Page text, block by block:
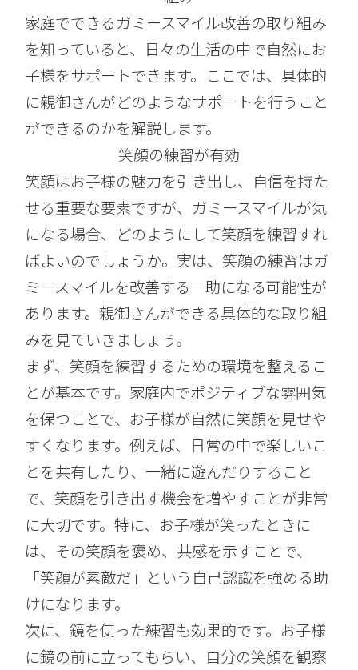
家庭でできるガミースマイル改善の取り組み
を知っていると、日々の生活の中で自然にお
子様をサポートできます。ここでは、具体的
に親御さんがどのようなサポートを行うこと
ができるのかを解説します。
笑顔の練習が有効
笑顔はお子様の魅力を引き出し、自信を持た
せる重要な要素ですが、ガミースマイルが気
になる場合、どのようにして笑顔を練習すれ
ばよいのでしょうか。実は、笑顔の練習はガ
ミースマイルを改善する一助になる可能性が
あります。親御さんができる具体的な取り組
みを見ていきましょう。
まず、笑顔を練習するための環境を整えるこ
とが基本です。家庭内でポジティブな雰囲気
を保つことで、お子様が自然に笑顔を見せや
すくなります。例えば、日常の中で楽しいこ
とを共有したり、一緒に遊んだりすること
で、笑顔を引き出す機会を増やすことが非常
に大切です。特に、お子様が笑ったときに
は、その笑顔を褒め、共感を示すことで、
「笑顔が素敵だ」という自己認識を強める助
けになります。
次に、鏡を使った練習も効果的です。お子様
に鏡の前に立ってもらい、自分の笑顔を観察